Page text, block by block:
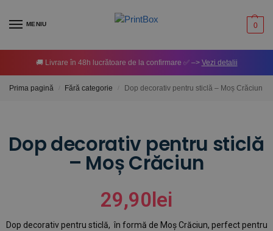
MENIU 0
🚚 Livrare în 48h lucrătoare de la confirmare ✅ –> Vezi detalii
Prima pagină Fără categorie Dop decorativ pentru sticlă – Moș Crăciun
Dop decorativ pentru sticlă
– Moș Crăciun
29,90lei
Dop decorativ pentru sticlă, în formă de Moș Crăciun, perfect pentru